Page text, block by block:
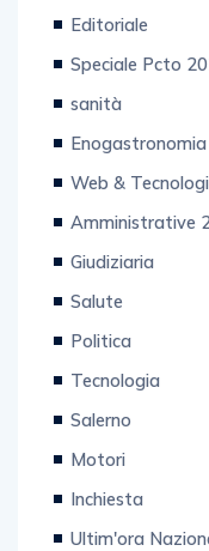
Editoriale
Speciale Pcto
sanità
Enogastronomia
Web &
Amministrative
Giudiziaria
Salute
Politica
Tecnologia
Salerno
Motori
Inchiesta
Ultim'ora